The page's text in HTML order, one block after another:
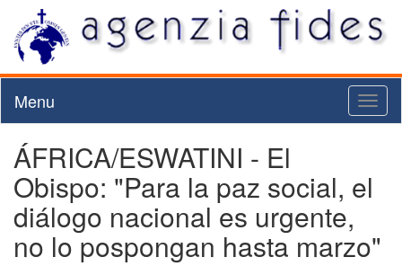
Menu
ÁFRICA/ESWATINI - El
Obispo: "Para la paz social, el
diálogo nacional es urgente,
no lo pospongan hasta marzo"